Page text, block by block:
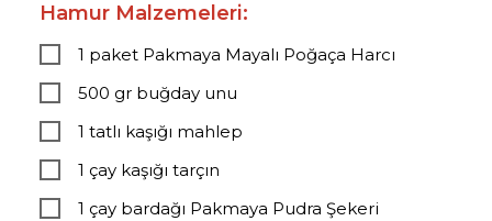
Hamur Malzemeleri:
1 paket Pakmaya Mayalı Poğaça Harcı
500 gr buğday unu
1 tatlı kaşığı mahlep
1 çay kaşığı tarçın
1 çay bardağı Pakmaya Pudra Şekeri